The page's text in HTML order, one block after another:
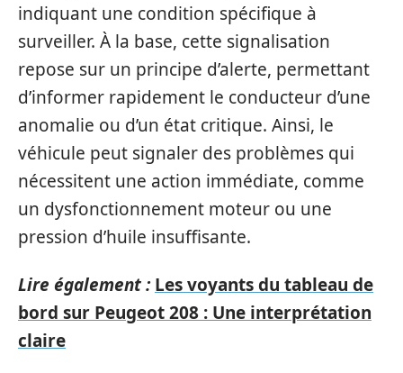
indiquant une condition spécifique à
surveiller. À la base, cette signalisation
repose sur un principe d’alerte, permettant
d’informer rapidement le conducteur d’une
anomalie ou d’un état critique. Ainsi, le
véhicule peut signaler des problèmes qui
nécessitent une action immédiate, comme
un dysfonctionnement moteur ou une
pression d’huile insuffisante.
Lire également : Les voyants du tableau de
bord sur Peugeot 208 : Une interprétation
claire